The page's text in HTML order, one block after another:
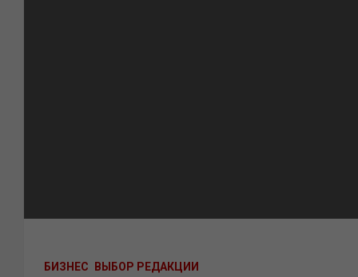
БИЗНЕС ВЫБОР РЕДАКЦИИ